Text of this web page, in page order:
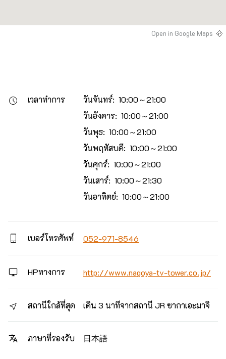
Open in Google Maps
เวลาทำการ
วันจันทร์: 10:00～21:00
วันอังคาร: 10:00～21:00
วันพุธ: 10:00～21:00
วันพฤหัสบดี: 10:00～21:00
วันศุกร์: 10:00～21:00
วันเสาร์: 10:00～21:30
วันอาทิตย์: 10:00～21:00
เบอร์โทรศัพท์ 052-971-8546
HPทางการ http://www.nagoya-tv-tower.co.jp/
สถานีใกล้ที่สุด เดิน 3 นาทีจากสถานี JR ซากาเอะมาจิ
ภาษาที่รองรับ 日本語